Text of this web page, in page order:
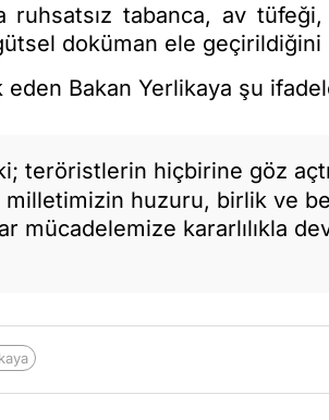
ruhsatsız tabanca, av
doküman ele geçirildiğini
Bakan Yerlikaya şu
teröristlerin hiçbirine göz
huzuru, birlik ve
mücadelemize kararlılıkla